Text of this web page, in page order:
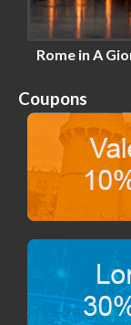
Rome in A
Coupons